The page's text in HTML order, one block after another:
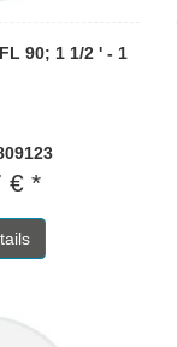
90; 1 1/2 ' - 1
€ *